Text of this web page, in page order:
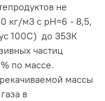
не
кг/м3 с рН=6 - 8,5,
100С) до 353К
частиц
по массе.
массы
в